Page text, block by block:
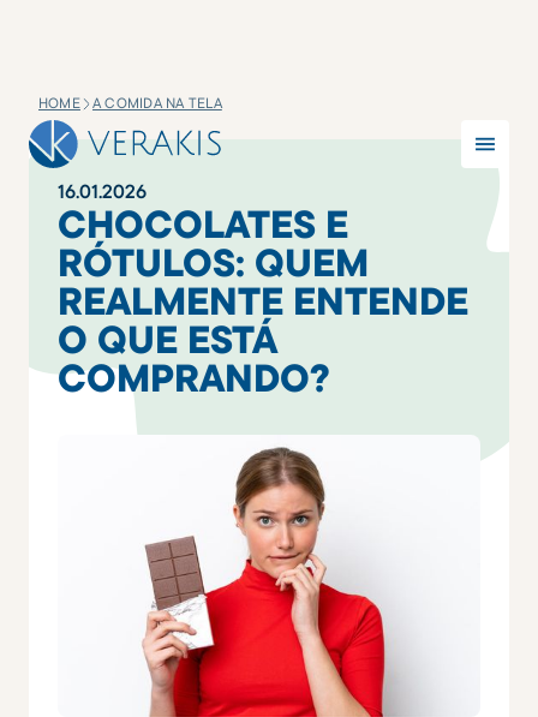
HOME A COMIDA NA TELA
16.01.2026
CHOCOLATES E
RÓTULOS: QUEM
REALMENTE ENTENDE
O QUE ESTÁ
COMPRANDO?